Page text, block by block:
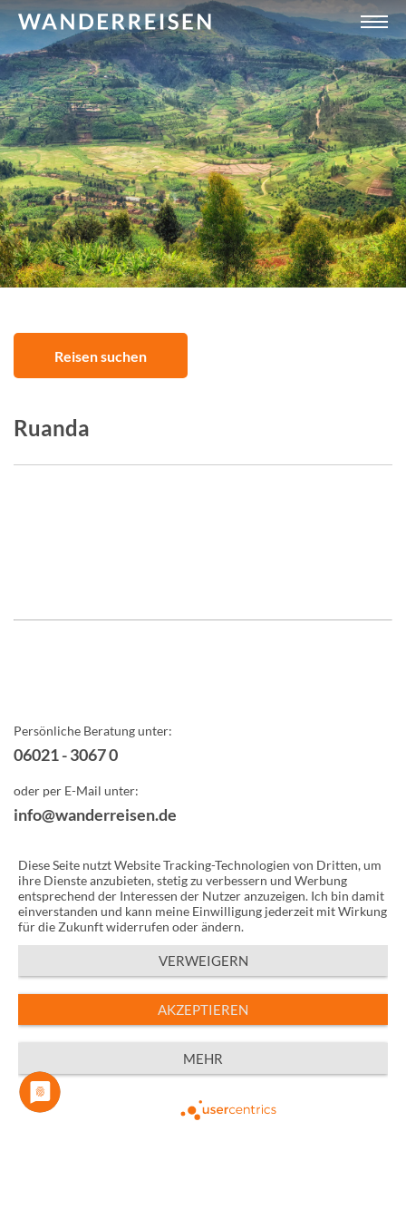
Ruanda
Reisen suchen
Persönliche Beratung unter:
06021 - 3067 0
oder per E-Mail unter:
info@wanderreisen.de
Reisen & Urlaub
Blog
Länder
Social Media
Facebook
Instagram
Über Uns
Datenschutz
© 2026 by
Diese Seite nutzt Website Tracking-Technologien von Dritten, um
ihre Dienste anzubieten, stetig zu verbessern und Werbung
entsprechend der Interessen der Nutzer anzuzeigen. Ich bin damit
einverstanden und kann meine Einwilligung jederzeit mit Wirkung
für die Zukunft widerrufen oder ändern.
VERWEIGERN
AKZEPTIEREN
MEHR